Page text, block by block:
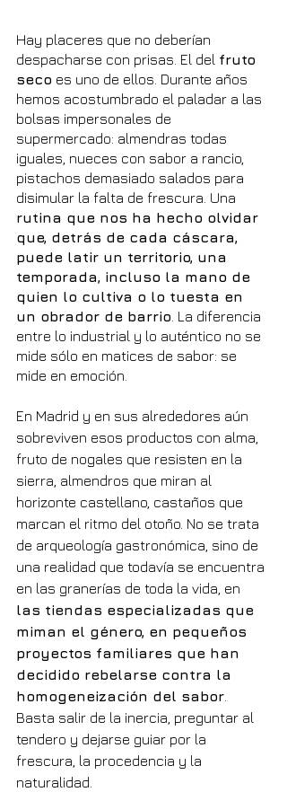
Hay placeres que no deberían
despacharse con prisas. El del fruto
seco es uno de ellos. Durante años
hemos acostumbrado el paladar a las
bolsas impersonales de
supermercado: almendras todas
iguales, nueces con sabor a rancio,
pistachos demasiado salados para
disimular la falta de frescura. Una
rutina que nos ha hecho olvidar
que, detrás de cada cáscara,
puede latir un territorio, una
temporada, incluso la mano de
quien lo cultiva o lo tuesta en
un obrador de barrio . La diferencia
entre lo industrial y lo auténtico no se
mide sólo en matices de sabor: se
mide en emoción.
En Madrid y en sus alrededores aún
sobreviven esos productos con alma,
fruto de nogales que resisten en la
sierra, almendros que miran al
horizonte castellano, castaños que
marcan el ritmo del otoño. No se trata
de arqueología gastronómica, sino de
una realidad que todavía se encuentra
en las granerías de toda la vida, en
las tiendas especializadas que
miman el género, en pequeños
proyectos familiares que han
decidido rebelarse contra la
homogeneización del sabor
Basta salir de la inercia, preguntar al
tendero y dejarse guiar por la
frescura, la procedencia y la
naturalidad.